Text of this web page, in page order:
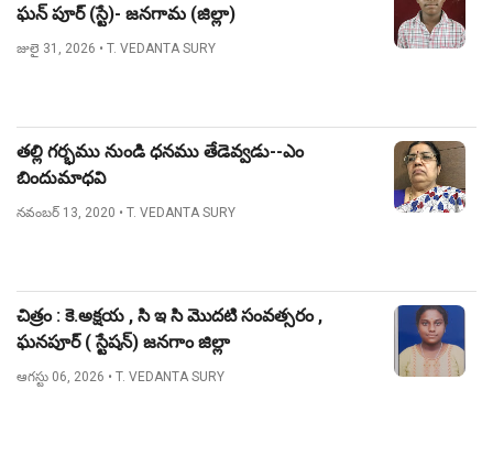
ఘన్ పూర్ (స్టే)- జనగామ (జిల్లా)
జులై 31, 2026 • T. VEDANTA SURY
తల్లి గర్భము నుండి ధనము తేడెవ్వడు--ఎం
బిందుమాధవి
నవంబర్ 13, 2020 • T. VEDANTA SURY
చిత్రం : కె.అక్షయ , సి ఇ సి మొదటి సంవత్సరం ,
ఘనపూర్ ( స్టేషన్) జనగాం జిల్లా
ఆగస్టు 06, 2026 • T. VEDANTA SURY